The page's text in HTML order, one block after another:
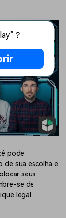
pode
de sua escolha e
seus
se de
legal.
？